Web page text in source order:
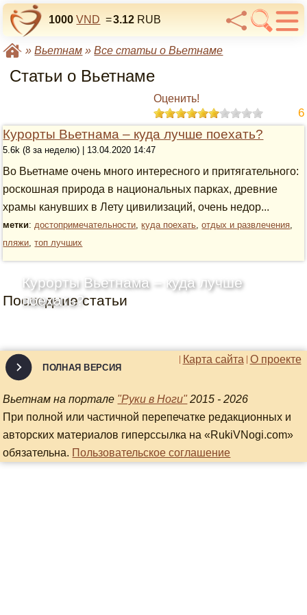
1000 VND =3.12 RUB
»Вьетнам »Все статьи о Вьетнаме
Статьи о Вьетнаме
Оценить!
6
Курорты Вьетнама – куда лучше поехать?
5.6k (8 за неделю) | 13.04.2020 14:47
Во Вьетнаме очень много интересного и притягательного:
роскошная природа в национальных парках, древние
храмы канувших в Лету цивилизаций, очень недор...
метки:достопримечательности,куда поехать,отдых и развлечения,
пляжи,топ лучших
Последние статьи
Курорты Вьетнама – куда лучше
поехать?
О проекте
Карта сайта
ПОЛНАЯ ВЕРСИЯ
Вьетнам на портале "Руки в Ноги" 2015 - 2026
При полной или частичной перепечатке редакционных и
авторских материалов гиперссылка на «RukiVNogi.com»
обязательна. Пользовательское соглашение